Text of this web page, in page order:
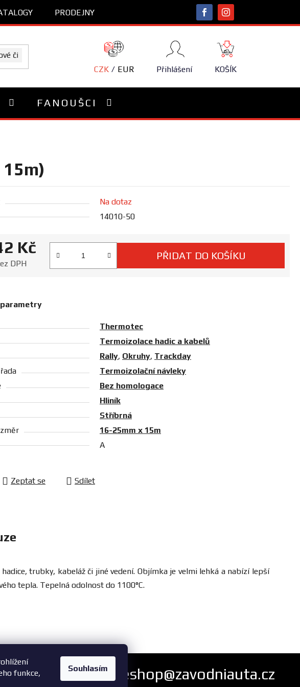
funkce,
Souhlasím
PRODEJNY
CZK EUR Přihlášení
NÁKUPNÍ
KOŠÍK
KOŠÍK
FANOUŠCI
Na dotaz
14010-50
Kč
DPH
PŘIDAT DO KOŠÍKU
Thermotec
Termoizolace hadic a kabelů
Rally, Okruhy, Trackday
Termoizolační návleky
Bez homologace
Hliník
Stříbrná
16-25mm x 15m
A
Zeptat se Sdílet
trubky, kabeláž či jiné vedení. Objímka je velmi lehká a nabízí lepší
tepla. Tepelná odolnost do 1100°C.
748 eshop@zavodniauta.cz